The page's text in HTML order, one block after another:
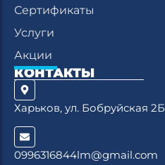
Сертификаты
Услуги
Акции
КОНТАКТЫ
Харьков, ул. Бобруйская 2Б
0996316844lm@gmail.com